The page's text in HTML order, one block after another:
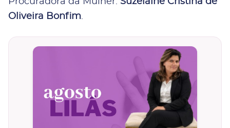
Oliveira Bonfim.